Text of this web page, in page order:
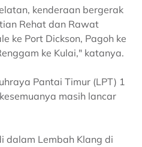
kenderaan bergerak
Rehat dan Rawat
ke Port Dickson, Pagoh ke
ke Kulai," katanya.
Pantai Timur (LPT) 1
masih lancar
dalam Lembah Klang di